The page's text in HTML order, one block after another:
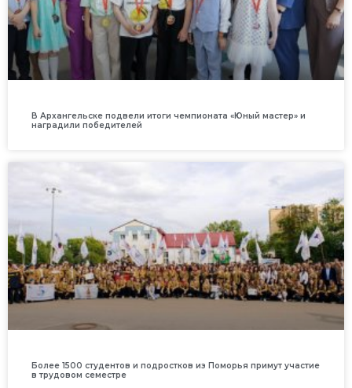
В Архангельске подвели итоги чемпионата «Юный мастер» и
наградили победителей
Более 1500 студентов и подростков из Поморья примут участие
в трудовом семестре